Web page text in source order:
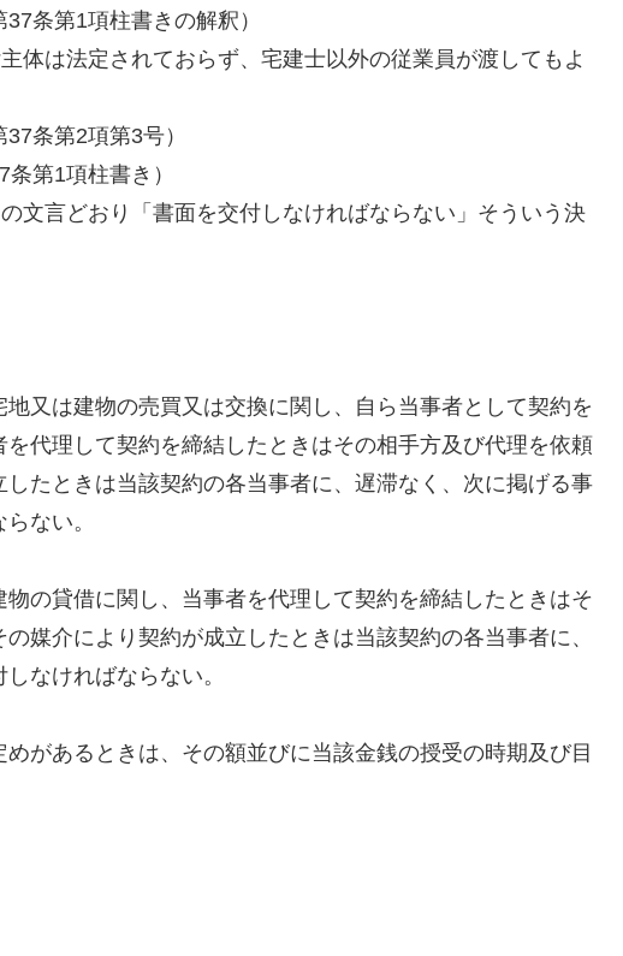
条第1項柱書きの解釈）
体は法定されておらず、宅建士以外の従業員が渡してもよ
条第2項第3号）
第1項柱書き）
文言どおり「書面を交付しなければならない」そういう決
又は建物の売買又は交換に関し、自ら当事者として契約を
代理して契約を締結したときはその相手方及び代理を依頼
たときは当該契約の各当事者に、遅滞なく、次に掲げる事
ない。
の貸借に関し、当事者を代理して契約を締結したときはそ
媒介により契約が成立したときは当該契約の各当事者に、
なければならない。
があるときは、その額並びに当該金銭の授受の時期及び目